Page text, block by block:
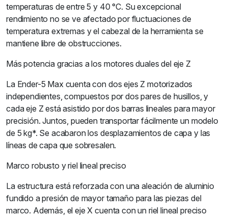
temperaturas de entre 5 y 40 °C. Su excepcional
rendimiento no se ve afectado por fluctuaciones de
temperatura extremas y el cabezal de la herramienta se
mantiene libre de obstrucciones.
Más potencia gracias a los motores duales del eje Z
La Ender-5 Max cuenta con dos ejes Z motorizados
independientes, compuestos por dos pares de husillos, y
cada eje Z está asistido por dos barras lineales para mayor
precisión. Juntos, pueden transportar fácilmente un modelo
de 5 kg*. Se acabaron los desplazamientos de capa y las
líneas de capa que sobresalen.
Marco robusto y riel lineal preciso
La estructura está reforzada con una aleación de aluminio
fundido a presión de mayor tamaño para las piezas del
marco. Además, el eje X cuenta con un riel lineal preciso